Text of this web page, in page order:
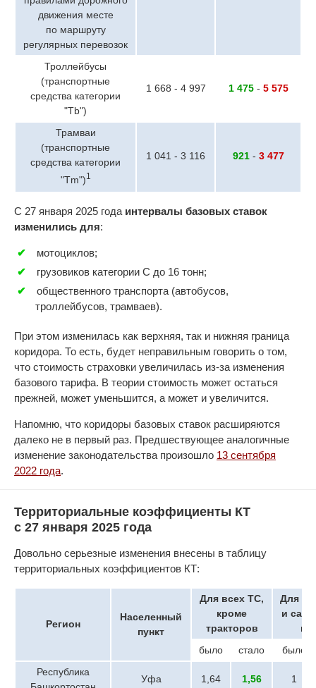
движения месте
по маршруту
регулярных перевозок
Троллейбусы
(транспортные
средства категории
"Tb")
1 668 - 4 997 1 475- 5 575
Трамваи
(транспортные
средства категории
"Tm")1
1 041 - 3 116 921- 3 477
С 27 января 2025 года интервалы базовых ставок
изменились для:
мотоциклов;
грузовиков категории С до 16 тонн;
общественного транспорта (автобусов,
троллейбусов, трамваев).
При этом изменилась как верхняя, так и нижняя граница
коридора. То есть, будет неправильным говорить о том,
что стоимость страховки увеличилась из-за изменения
базового тарифа. В теории стоимость может остаться
прежней, может уменьшится, а может и увеличится.
Напомню, что коридоры базовых ставок расширяются
далеко не в первый раз. Предшествующее аналогичные
изменение законодательства произошло 13 сентября
2022 года.
Территориальные коэффициенты КТ
с 27 января 2025 года
Довольно серьезные изменения внесены в таблицу
территориальных коэффициентов КТ:
Регион
Населенный
пункт
Для всех ТС,
кроме
тракторов
Для
и
было
стало
было
Республика
Уфа 1,64 1,56 1